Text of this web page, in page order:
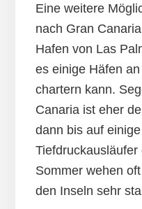
Eine weitere
nach Gran
Hafen von Las
es einige Häfen
chartern kann.
Canaria ist eher
dann bis auf
Tiefdruckausläufer
Sommer wehen
den Inseln sehr